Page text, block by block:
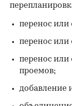
перенос или
перенос
перенос или
проемов;
добавление